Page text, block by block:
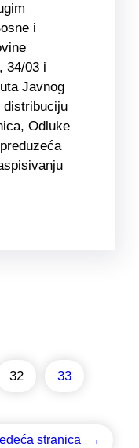
i
34/03 i
Javnog
distribuciju
Odluke
32 33
stranica →